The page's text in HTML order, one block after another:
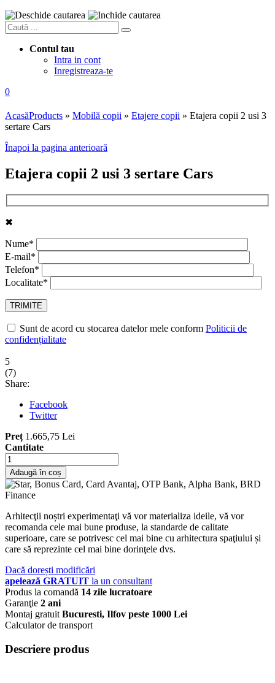
Contul tau
Intra in cont
Inregistreaza-te
0
AcasăProducts » Mobilă copii » Etajere copii » Etajera copii 2 usi 3
sertare Cars
Înapoi la pagina anterioară
Etajera copii 2 usi 3 sertare Cars
✖
Nume*
E-mail*
Telefon*
Localitate*
Sunt de acord cu stocarea datelor mele conform Politicii de
confidențialitate
5
(7)
Share:
Facebook
Twitter
Preț 1.665,75 Lei
Cantitate
Adaugă în coș
Arhitecţii noștri experimentaţi vă vor materializa ideile, vă vor
recomanda cele mai bune produse, la standarde de calitate
superioare, care se potrivesc cel mai bine cu arhitectura spaţiului și
care să reprezinte cel mai bine dorinţele dvs.
Dacă dorești modificări
apelează GRATUIT la un consultant
Produs la comandă 14 zile lucratoare
Garanţie 2 ani
Montaj gratuit Bucuresti, Ilfov peste 1000 Lei
Calculator de transport
Descriere produs